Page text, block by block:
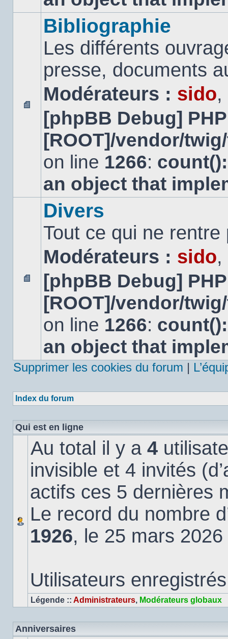
Aucun
message
non
Bibliographie
Les différents
presse, documents
Modérateurs : sido,
[phpBB Debug]
[ROOT]/vendor/
on line 1266:
an object that
Aucun
message
non
Divers
Tout ce qui ne
Modérateurs : sido,
[phpBB Debug]
[ROOT]/vendor/
on line 1266:
an object that
Supprimer les cookies du forum |
Index du forum
Qui est en ligne
Au total il y a 4
invisible et 4 invités
actifs ces 5 dernières
Le record du nombre
1926, le 25 mars 2026
Utilisateurs
Légende :: Administrateurs, Modérateurs globaux
Anniversaires